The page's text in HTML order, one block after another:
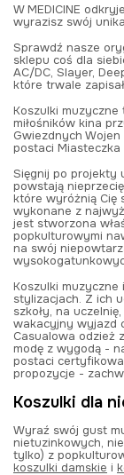
W MEDICINE
wyrazisz swój
Sprawdź nasze
sklepu coś dla
AC/DC, Slayer,
które trwale
Koszulki
miłośników kina
Gwiezdnych
postaci
Sięgnij po projekty
powstają
które wyróżnią Cię
wykonane z
jest stworzona
popkulturowymi
na swój
Koszulki
stylizacjach. Z ich
szkoły, na
wakacyjny wyjazd
Casualowa odzież
modę z wygodą -
postaci
propozycje -
Koszulki dla
Wyraź swój gust
nietuzinkowych,
tylko) z
koszulki damskie i